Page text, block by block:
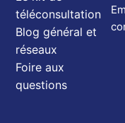
téléconsultation
Blog général et
réseaux
Foire aux
questions